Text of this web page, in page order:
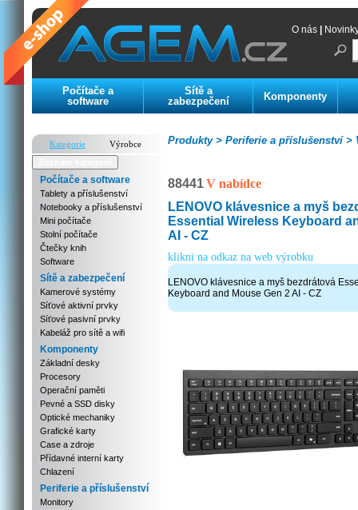
O nás
Počítače a
software
Sítě a
zabezpečení
Komponenty
Kategorie
Výrobce
Počítače a software
Tablety a příslušenství
Notebooky a příslušenství
Mini počítače
Stolní počítače
Čtečky knih
Software
Sítě a zabezpečení
Kamerové systémy
Síťové aktivní prvky
Síťové pasivní prvky
Kabeláž pro sítě a wifi
Komponenty
Základní desky
Procesory
Operační paměti
Pevné a SSD disky
Optické mechaniky
Grafické karty
Case a zdroje
Přídavné interní karty
Chlazení
Periferie a příslušenství
Monitory
Periferie a příslušenství >
Produkty >
88441V nabídce
LENOVO klávesnice a myš
Essential Wireless Keyboard
AI - CZ
klikni na odkaz na web výrobku
LENOVO klávesnice a myš bezdrátová
Keyboard and Mouse Gen 2 AI - CZ